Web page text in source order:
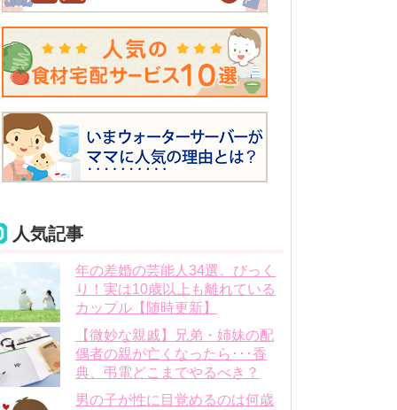
人気記事
年の差婚の芸能人34選。びっく
り！実は10歳以上も離れている
カップル【随時更新】
【微妙な親戚】兄弟・姉妹の配
偶者の親が亡くなったら･･･香
典、弔電どこまでやるべき？
男の子が性に目覚めるのは何歳